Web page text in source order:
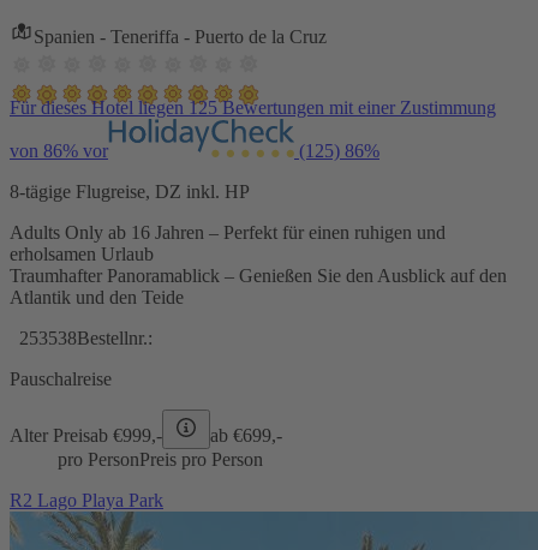
Spanien - Teneriffa - Puerto de la Cruz
Für dieses Hotel liegen 125 Bewertungen mit einer Zustimmung
von 86% vor (125) 86%
8-tägige Flugreise, DZ inkl. HP
Adults Only ab 16 Jahren – Perfekt für einen ruhigen und
erholsamen Urlaub
Traumhafter Panoramablick – Genießen Sie den Ausblick auf den
Atlantik und den Teide
253538Bestellnr.:
Pauschalreise
Alter Preisab €999,- ab €699,-
pro PersonPreis pro Person
R2 Lago Playa Park